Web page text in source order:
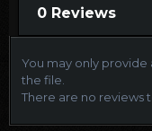
0 Reviews
You may only
the file.
There are no reviews